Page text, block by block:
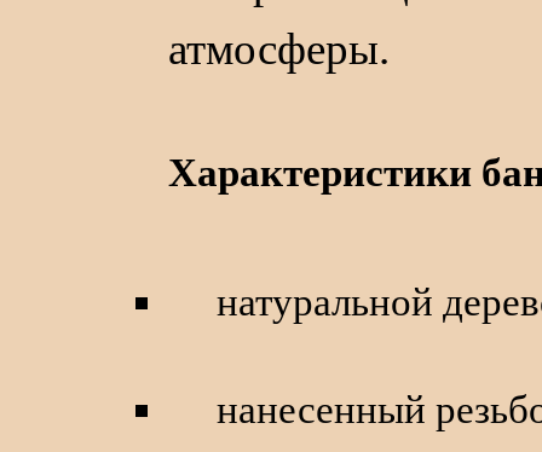
атмосферы.
Характеристики
натуральной
нанесенный